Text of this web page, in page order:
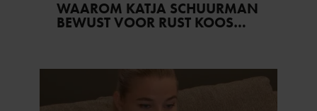
WAAROM KATJA SCHUURMAN
BEWUST VOOR RUST KOOS…